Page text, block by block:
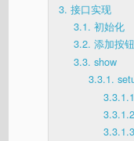
3. 接口实现
3.1. 初始化
3.2. 添加按钮
3.3. show
3.3.1.